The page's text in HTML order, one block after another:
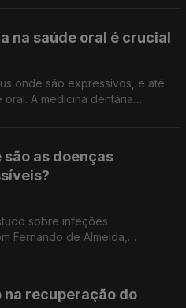
na saúde oral é crucial
onde são expressivos, e até
A medicina dentária
são as doenças
sobre infeções
Fernando de Almeida,
recuperação do